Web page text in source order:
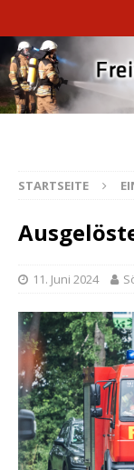
STARTSEITE
11. Juni 2024